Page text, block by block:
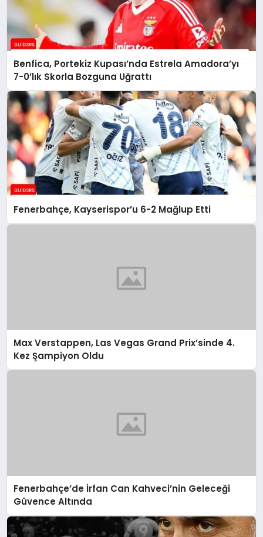
Benfica, Portekiz Kupası’nda Estrela Amadora’yı
7-0’lık Skorla Bozguna Uğrattı
Fenerbahçe, Kayserispor’u 6-2 Mağlup Etti
Max Verstappen, Las Vegas Grand Prix’sinde 4.
Kez Şampiyon Oldu
Fenerbahçe’de İrfan Can Kahveci’nin Geleceği
Güvence Altında